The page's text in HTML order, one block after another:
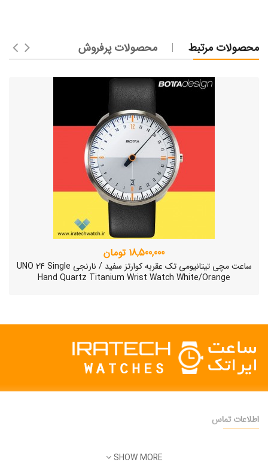
محصولات مرتبط محصولات پرفروش
18,500,000 تومان
ساعت مچی تیتانیومی تک عقربه کوارتز سفید / نارنجی UNO 24 Single
Hand Quartz Titanium Wrist Watch White/Orange
اطلاعات تماس
SHOW MORE